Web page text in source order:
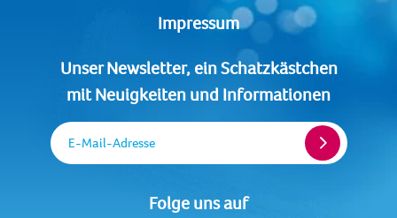
Impressum
Unser Newsletter, ein Schatzkästchen
mit Neuigkeiten und Informationen
E-Mail-Adresse
Folge uns auf